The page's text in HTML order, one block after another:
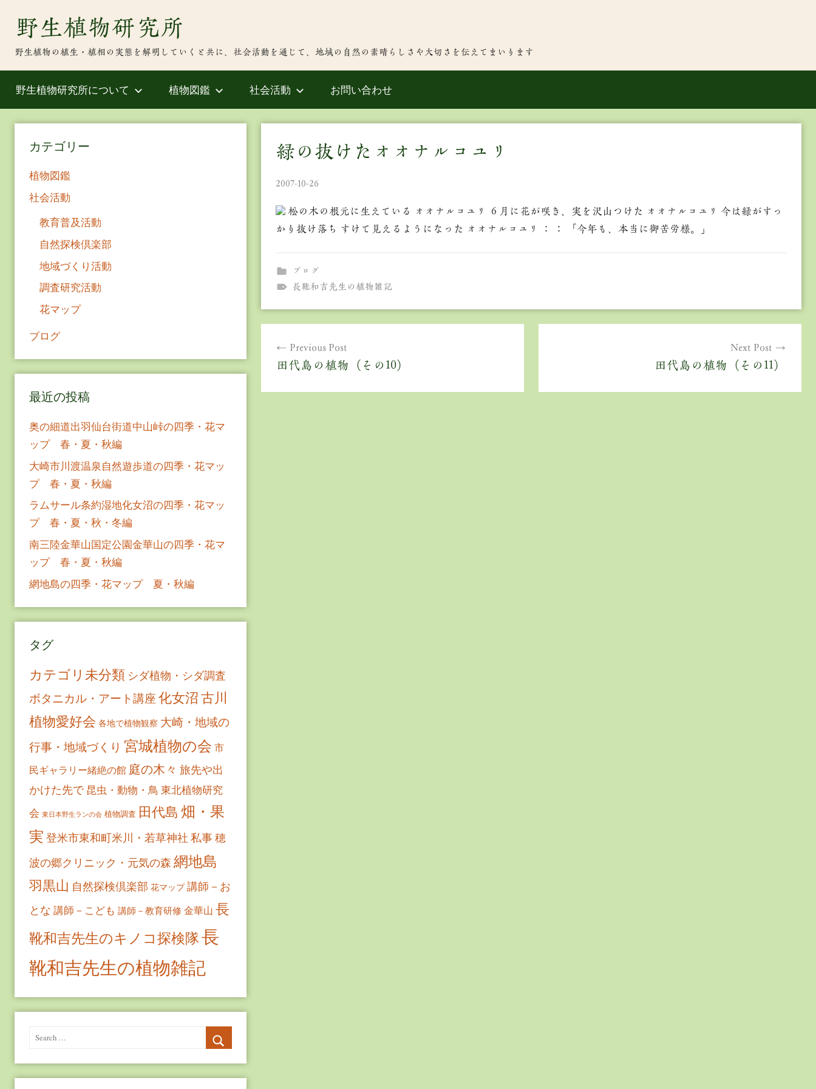
野生植物研究所
野生植物の植生・植相の実態を解明していくと共に、社会活動を通じて、地域の自然の素晴らしさや大切さを伝えてまいります
野生植物研究所について 植物図鑑 社会活動 お問い合わせ
緑の抜けたオオナルコユリ
2007-10-26
松の木の根元に生えている オオナルコユリ ６月に花が咲き、実を沢山つけた オオナルコユリ 今は緑がすっ
かり抜け落ち すけて見えるようになった オオナルコユリ ： ： 「今年も、本当に御苦労様。」
ブログ
長靴和吉先生の植物雑記
Previous Post
田代島の植物（その10）
Next Post
田代島の植物（その11）
カテゴリー
植物図鑑
社会活動
教育普及活動
自然探検倶楽部
地域づくり活動
調査研究活動
花マップ
ブログ
最近の投稿
奥の細道出羽仙台街道中山峠の四季・花マ
ップ 春・夏・秋編
大崎市川渡温泉自然遊歩道の四季・花マッ
プ 春・夏・秋編
ラムサール条約湿地化女沼の四季・花マッ
プ 春・夏・秋・冬編
南三陸金華山国定公園金華山の四季・花マ
ップ 春・夏・秋編
網地島の四季・花マップ 夏・秋編
タグ
カテゴリ未分類 シダ植物・シダ調査
ボタニカル・アート講座 化女沼古川
植物愛好会 各地で植物観察 大崎・地域の
行事・地域づくり 宮城植物の会 市
民ギャラリー緒絶の館 庭の木々 旅先や出
かけた先で 昆虫・動物・鳥 東北植物研究
会 東日本野生ランの会 植物調査 田代島 畑・果
実 登米市東和町米川・若草神社 私事穂
波の郷クリニック・元気の森 網地島
羽黒山 自然探検倶楽部 花マップ 講師－お
とな 講師－こども 講師－教育研修 金華山 長
靴和吉先生のキノコ探検隊長
靴和吉先生の植物雑記
Search